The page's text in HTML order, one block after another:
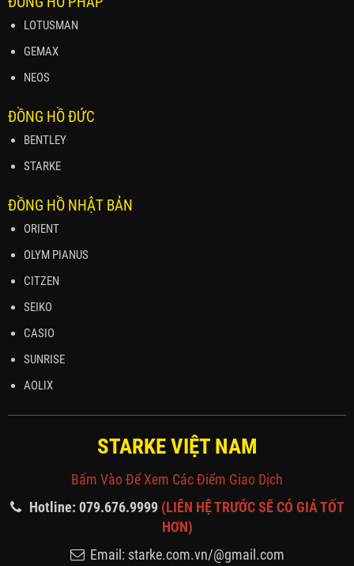
LOTUSMAN
GEMAX
NEOS
ĐỒNG HỒ ĐỨC
BENTLEY
STARKE
ĐỒNG HỒ NHẬT BẢN
ORIENT
OLYM PIANUS
CITZEN
SEIKO
CASIO
SUNRISE
AOLIX
STARKE VIỆT NAM
Bấm Vào Để Xem Các Điểm Giao Dịch
Hotline: 079.676.9999 (LIÊN HỆ TRƯỚC SẼ CÓ GIÁ TỐT
HƠN)
Email: starke.com.vn/@gmail.com